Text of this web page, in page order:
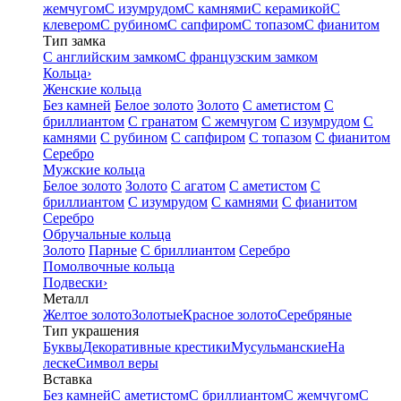
жемчугомС изумрудомС камнямиС керамикойС
клеверомС рубиномС сапфиромС топазомС фианитом
Тип замка
С английским замкомС французским замком
Кольца›
Женские кольца
Без камней Белое золото Золото С аметистом С
бриллиантом С гранатом С жемчугом С изумрудом С
камнями С рубином С сапфиром С топазом С фианитом
Серебро
Мужские кольца
Белое золото Золото С агатом С аметистом С
бриллиантом С изумрудом С камнями С фианитом
Серебро
Обручальные кольца
Золото Парные С бриллиантом Серебро
Помолвочные кольца
Подвески›
Металл
Желтое золотоЗолотыеКрасное золотоСеребряные
Тип украшения
БуквыДекоративные крестикиМусульманскиеНа
лескеСимвол веры
Вставка
Без камнейС аметистомС бриллиантомС жемчугомС